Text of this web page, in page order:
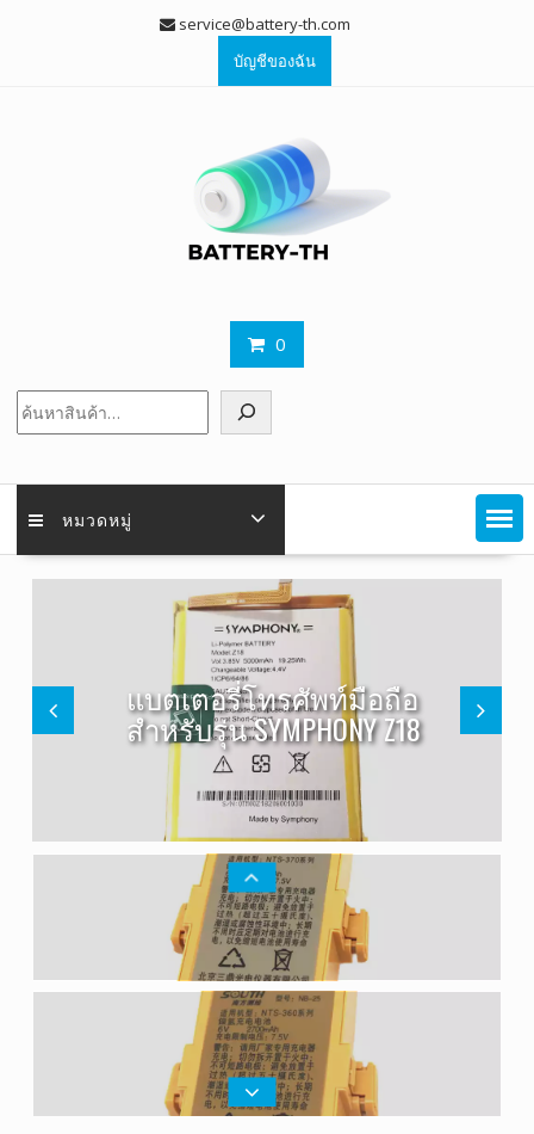
service@battery-th.com
บัญชีของฉัน
0
หมวดหมู่
แบตเตอรี่โทรศัพท์มือถือ
สำหรับรุ่น SYMPHONY Z18